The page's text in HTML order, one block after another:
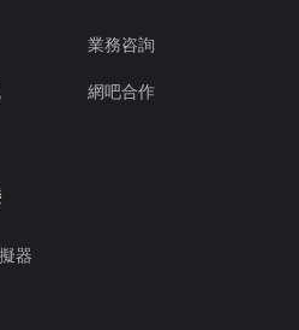
業務咨詢
網吧合作
器